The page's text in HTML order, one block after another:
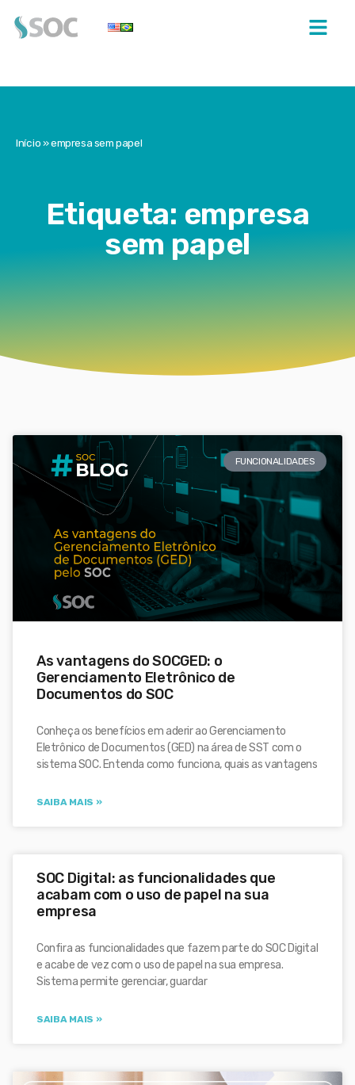
Início»empresa sem papel
Etiqueta: empresa
sem papel
FUNCIONALIDADES
As vantagens do SOCGED: o
Gerenciamento Eletrônico de
Documentos do SOC
Conheça os benefícios em aderir ao Gerenciamento
Eletrônico de Documentos (GED) na área de SST com o
sistema SOC. Entenda como funciona, quais as vantagens
SAIBA MAIS »
SOC Digital: as funcionalidades que
acabam com o uso de papel na sua
empresa
Confira as funcionalidades que fazem parte do SOC Digital
e acabe de vez com o uso de papel na sua empresa.
Sistema permite gerenciar, guardar
SAIBA MAIS »